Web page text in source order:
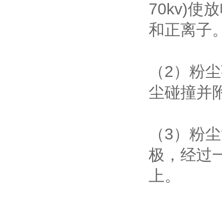
70kv)使
和正离子
（2）粉
尘碰撞并
（3）粉
极，经过
上。